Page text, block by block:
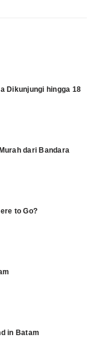
Dikunjungi hingga 18
dari Bandara
to Go?
in Batam